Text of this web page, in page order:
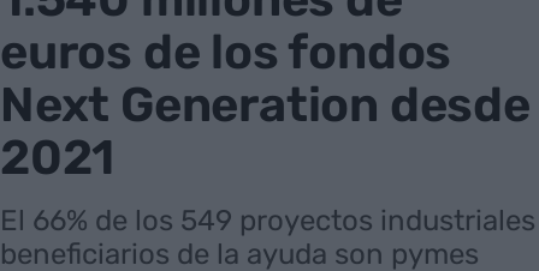
euros de los fondos
Next Generation desde
2021
El 66% de los 549 proyectos industriales
beneficiarios de la ayuda son pymes